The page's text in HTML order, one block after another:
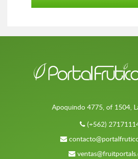
Apoquindo 4775, of 1504,
(+562)